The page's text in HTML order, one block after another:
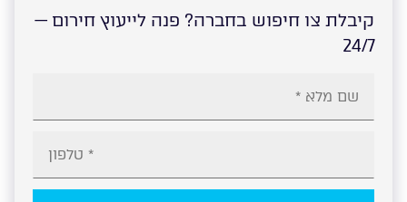
קיבלת צו חיפוש בחברה? פנה לייעוץ חירום —
24/7